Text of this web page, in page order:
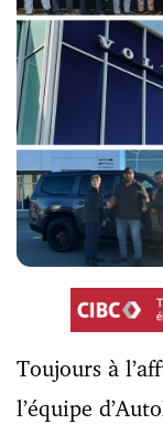
Toujours à
l’équipe